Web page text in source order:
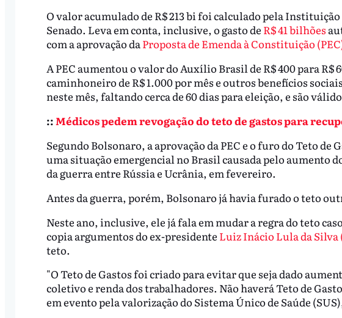
O valor acumulado de R$ 213 bi foi calculado pela
Senado. Leva em conta, inclusive, o gasto de R$ 41 bilhões
com a aprovação daProposta de Emenda à Constituição
A PEC aumentou o valor do Auxílio Brasil de R$ 400 para
caminhoneiro de R$ 1.000 por mês e outros benefícios
neste mês, faltando cerca de 60 dias para eleição, e são
:: Médicos pedem revogação do teto de gastos para
Segundo Bolsonaro, a aprovação da PEC e o furo do Teto de
uma situação emergencial no Brasil causada pelo aumento
da guerra entre Rússia e Ucrânia, em fevereiro.
Antes da guerra, porém, Bolsonaro já havia furado o teto
Neste ano, inclusive, ele já fala em mudar a regra do teto
copia argumentos do ex-presidente Luiz Inácio Lula da Silva
teto.
"O Teto de Gastos foi criado para evitar que seja dado
coletivo e renda dos trabalhadores. Não haverá Teto de
em evento pela valorização do Sistema Único de Saúde